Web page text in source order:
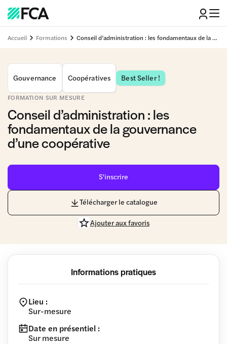
Accueil Formations Conseil d’administration : les fondamentaux de la gouvernance d’une coopérative
Gouvernance Coopératives Best Seller !
FORMATION SUR MESURE
Conseil d’administration : les
fondamentaux de la gouvernance
d’une coopérative
S'inscrire
Télécharger le catalogue
Ajouter aux favoris
Informations pratiques
Lieu :
Sur-mesure
Date en présentiel :
Sur mesure